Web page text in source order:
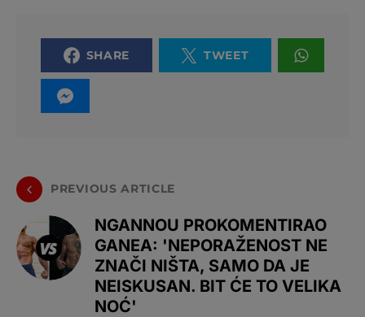
SHARE TWEET
PREVIOUS ARTICLE
NGANNOU PROKOMENTIRAO
GANEA: 'NEPORAŽENOST NE
ZNAČI NIŠTA, SAMO DA JE
NEISKUSAN. BIT ĆE TO VELIKA
NOĆ'